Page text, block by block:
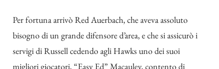
Per fortuna arrivò Red Auerbach, che aveva assoluto
bisogno di un grande difensore d’area, e che si assicurò i
servigi di Russell cedendo agli Hawks uno dei suoi
migliori giocatori, “Easy Ed” Macauley, contento di